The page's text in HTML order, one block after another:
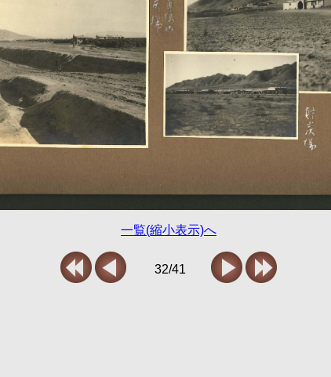
一覧(縮小表示)へ
32/41